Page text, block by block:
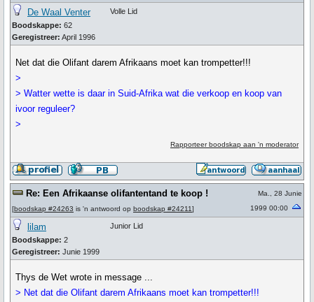
De Waal Venter
Boodskappe: 62
Geregistreer: April 1996
Volle Lid
Net dat die Olifant darem Afrikaans moet kan trompetter!!!
>
> Watter wette is daar in Suid-Afrika wat die verkoop en koop van
ivoor reguleer?
>
Rapporteer boodskap aan 'n moderator
Re: Een Afrikaanse olifantentand te koop !
[boodskap #24263 is 'n antwoord op boodskap #24211]
Ma., 28 Junie
1999 00:00
lilam
Boodskappe: 2
Geregistreer: Junie 1999
Junior Lid
Thys de Wet wrote in message ...
> Net dat die Olifant darem Afrikaans moet kan trompetter!!!